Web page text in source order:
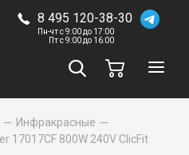
8 495 120-38-30
Пн-чт с 9:00 до 17:00
Пт с 9:00 до 16:00
Инфракрасные
17017CF 800W 240V ClicFit